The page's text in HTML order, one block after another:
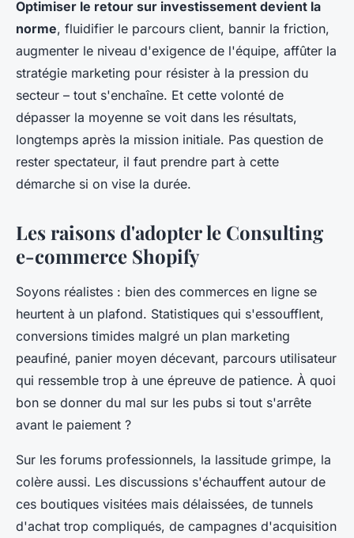
Optimiser le retour sur investissement devient la
norme, fluidifier le parcours client, bannir la friction,
augmenter le niveau d'exigence de l'équipe, affûter la
stratégie marketing pour résister à la pression du
secteur – tout s'enchaîne. Et cette volonté de
dépasser la moyenne se voit dans les résultats,
longtemps après la mission initiale. Pas question de
rester spectateur, il faut prendre part à cette
démarche si on vise la durée.
Les raisons d'adopter le Consulting
e-commerce Shopify
Soyons réalistes : bien des commerces en ligne se
heurtent à un plafond. Statistiques qui s'essoufflent,
conversions timides malgré un plan marketing
peaufiné, panier moyen décevant, parcours utilisateur
qui ressemble trop à une épreuve de patience. À quoi
bon se donner du mal sur les pubs si tout s'arrête
avant le paiement ?
Sur les forums professionnels, la lassitude grimpe, la
colère aussi. Les discussions s'échauffent autour de
ces boutiques visitées mais délaissées, de tunnels
d'achat trop compliqués, de campagnes d'acquisition